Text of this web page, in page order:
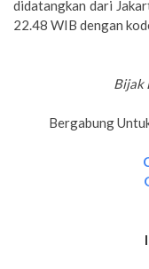
didatangkan dari
22.48 WIB dengan
Bijak
Bergabung